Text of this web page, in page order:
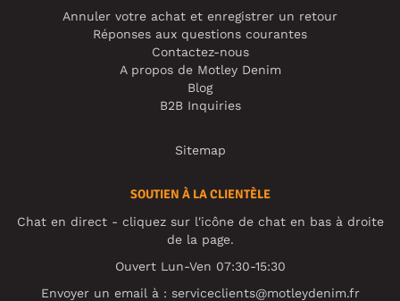
Annuler votre achat et enregistrer un retour
Réponses aux questions courantes
Contactez-nous
A propos de Motley Denim
Blog
B2B Inquiries
Sitemap
SOUTIEN À LA CLIENTÈLE
Chat en direct - cliquez sur l'icône de chat en bas à droite
de la page.
Ouvert Lun-Ven 07:30-15:30
Envoyer un email à : serviceclients@motleydenim.fr